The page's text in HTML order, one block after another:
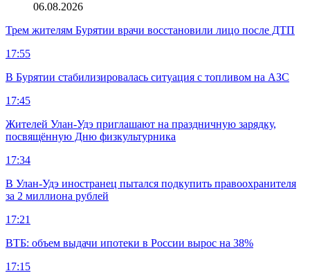
06.08.2026
Трем жителям Бурятии врачи восстановили лицо после ДТП
17:55
В Бурятии стабилизировалась ситуация с топливом на АЗС
17:45
Жителей Улан-Удэ приглашают на праздничную зарядку,
посвящённую Дню физкультурника
17:34
В Улан-Удэ иностранец пытался подкупить правоохранителя
за 2 миллиона рублей
17:21
ВТБ: объем выдачи ипотеки в России вырос на 38%
17:15